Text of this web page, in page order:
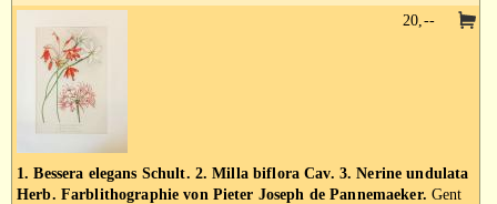
1. Bessera elegans Schult. 2. Milla biflora Cav. 3. Nerine undulata
Herb. Farblithographie von Pieter Joseph de Pannemaeker. Gent
20,--